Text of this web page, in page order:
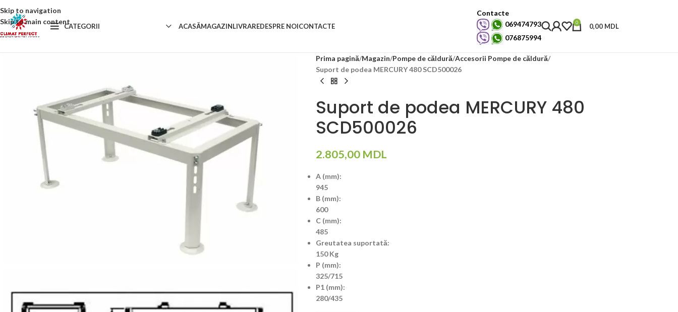
Skip to navigation
Skip to main content
CATEGORII ACASĂMAGAZINLIVRAREDESPRE NOICONTACTE
Contacte
069474793
076875994
0 0,00 MDL
Prima pagină Magazin Pompe de căldură Accesorii Pompe de căldură
Suport de podea MERCURY 480 SCD500026
Suport de podea MERCURY 480
SCD500026
2.805,00 MDL
A (mm):
945
B (mm):
600
C (mm):
485
Greutatea suportată:
150 Kg
P (mm):
325/715
P1 (mm):
280/435